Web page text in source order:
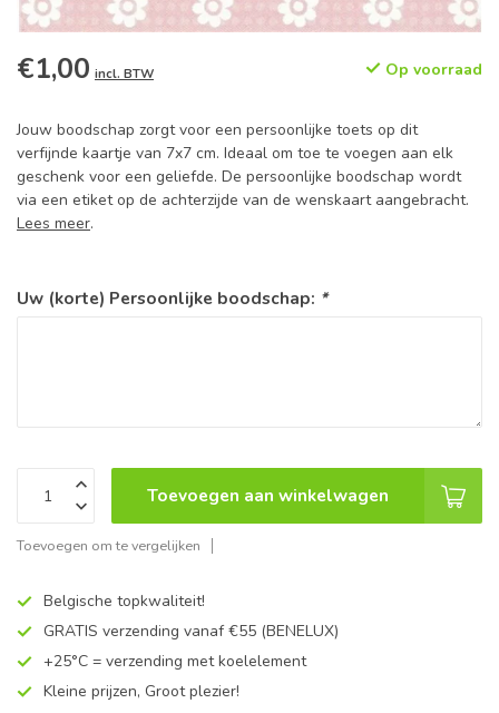
€1,00 incl. BTW Op voorraad
Jouw boodschap zorgt voor een persoonlijke toets op dit
verfijnde kaartje van 7x7 cm. Ideaal om toe te voegen aan elk
geschenk voor een geliefde. De persoonlijke boodschap wordt
via een etiket op de achterzijde van de wenskaart aangebracht.
Lees meer.
Uw (korte) Persoonlijke boodschap: *
Toevoegen aan winkelwagen
Toevoegen om te vergelijken
Belgische topkwaliteit!
GRATIS verzending vanaf €55 (BENELUX)
+25°C = verzending met koelelement
Kleine prijzen, Groot plezier!